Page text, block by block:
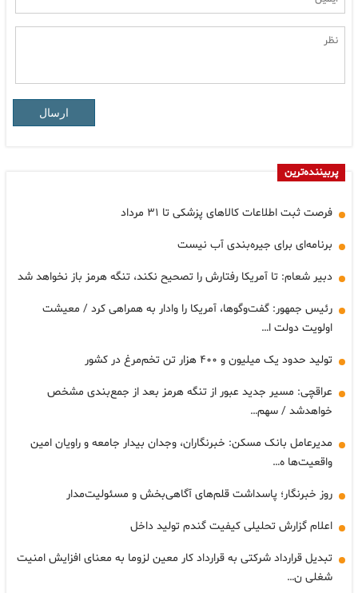
ارسال
پربیننده‌ترین
فرصت ثبت اطلاعات کالاهای پزشکی تا ۳۱ مرداد
برنامه‌ای برای جیره‌بندی آب نیست
دبیر شعام: تا آمریکا رفتارش را تصحیح نکند، تنگه هرمز باز نخواهد شد
رئیس جمهور: گفت‌وگوها، آمریکا را وادار به همراهی کرد / معیشت
اولویت دولت ا…
تولید حدود یک میلیون و ۴۰۰ هزار تن تخم‌مرغ در کشور
عراقچی: مسیر جدید عبور از تنگه هرمز بعد از جمع‌بندی مشخص
خواهدشد / سهم…
مدیرعامل بانک مسکن: خبرنگاران، وجدان بیدار جامعه و راویان امین
واقعیت‌ها ه…
روز خبرنگار؛ پاسداشت قلم‌های آگاهی‌بخش و مسئولیت‌مدار
اعلام گزارش تحلیلی کیفیت گندم تولید داخل
تبدیل قرارداد شرکتی به قرارداد کار معین لزوما به معنای افزایش امنیت
شغلی ن…